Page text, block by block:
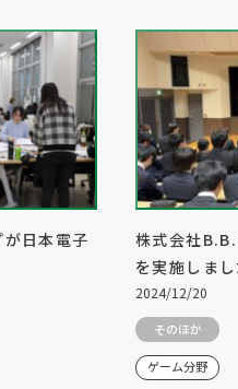
日本電子
株式会社
を実施しまし
2024/12/20
そのほか
ゲーム分野